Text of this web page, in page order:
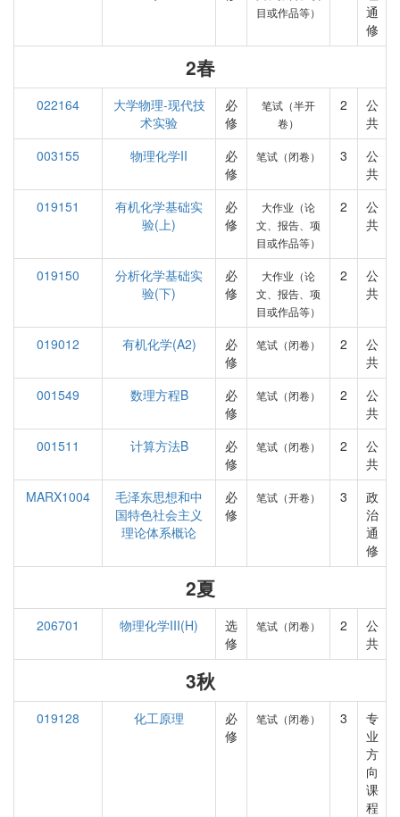
目或作品等）
通
修
2春
022164
大学物理-现代技
术实验
必
修
笔试（半开
卷）
2
公
共
003155
物理化学II
必
修
笔试（闭卷） 3
公
共
019151
有机化学基础实
验(上)
必
修
大作业（论
文、报告、项
目或作品等）
2
公
共
019150
分析化学基础实
验(下)
必
修
大作业（论
文、报告、项
目或作品等）
2
公
共
019012 有机化学(A2)
必
修
笔试（闭卷） 2
公
共
001549
数理方程B
必
修
笔试（闭卷） 2
公
共
001511
计算方法B
必
修
笔试（闭卷） 2
公
共
MARX1004
毛泽东思想和中
国特色社会主义
理论体系概论
必
修
笔试（开卷） 3
政
治
通
修
2夏
206701 物理化学III(H)
选
修
笔试（闭卷） 2
公
共
3秋
019128 化工原理
必
修
笔试（闭卷） 3
专
业
方
向
课
程